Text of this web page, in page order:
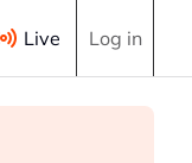
Live Log in